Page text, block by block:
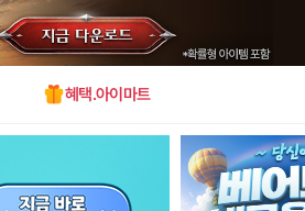
혜택.아이마트